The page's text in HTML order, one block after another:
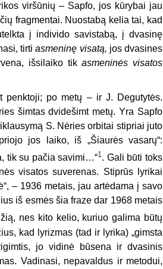
viršūnių – Sapfo, jos kūrybai jau
fragmentai. Nuostabą kelia tai, kad
į individo savistabą, į dvasinę
tirtiasmeninę visatą, jos dvasines
išsilaiko tikasmeninės visatos
penktoji; po metų – ir J. Degutytės.
šimtas dvidešimt metų. Yra Sapfo
S. Nėries orbitai stipriai juto
jos laiko, iš „Šiaurės vasarų“:
tik su pačia savimi…“1. Gali būti toks
visatos suverenas. Stiprūs lyrikai
– 1936 metais, jau artėdama į savo
iš esmės šia fraze dar 1968 metais
nes kito kelio, kuriuo galima būtų
kad lyrizmas (tad ir lyrika) „gimsta
jo vidinė būsena ir dvasinis
Vadinasi, nepavaldus ir metodui,